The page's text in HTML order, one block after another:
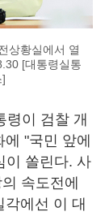
상황실에서 열
[대통령실통
령이 검찰 개
"국민 앞에
이 쏠린다. 사
속도전에
에선 이 대